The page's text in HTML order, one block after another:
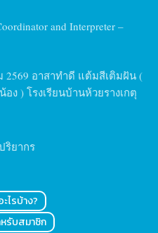
and Interpreter –
2569 อาสาทำดี แต้มสีเติมฝัน (
ง ) โรงเรียนบ้านห้วยรางเกตุ
ริยากร
ไรบ้าง?
รับสมาชิก